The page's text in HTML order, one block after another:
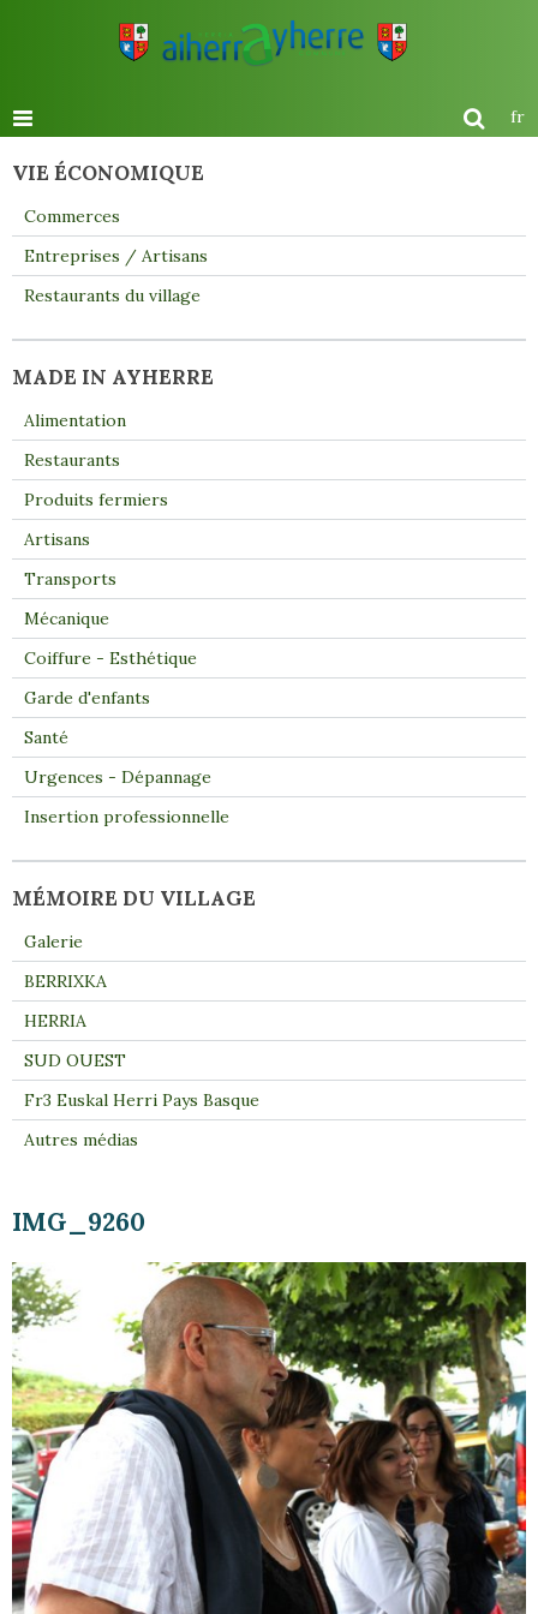
fr
IMG_9260
VIE ÉCONOMIQUE
Commerces
Entreprises / Artisans
Restaurants du village
MADE IN AYHERRE
Alimentation
Restaurants
Produits fermiers
Artisans
Transports
Mécanique
Coiffure - Esthétique
Garde d'enfants
Santé
Urgences - Dépannage
Insertion professionnelle
MÉMOIRE DU VILLAGE
Galerie
BERRIXKA
HERRIA
SUD OUEST
Fr3 Euskal Herri Pays Basque
Autres médias